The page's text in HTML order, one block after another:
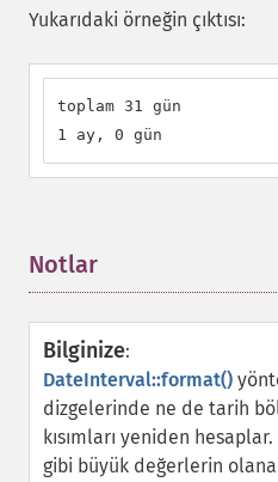
Yukarıdaki örneğin çıktısı:
toplam 31 gün
1 ay, 0 gün
Notlar
Bilginize:
DateInterval::format()
dizgelerinde ne de tarih
kısımları yeniden
gibi büyük değerlerin